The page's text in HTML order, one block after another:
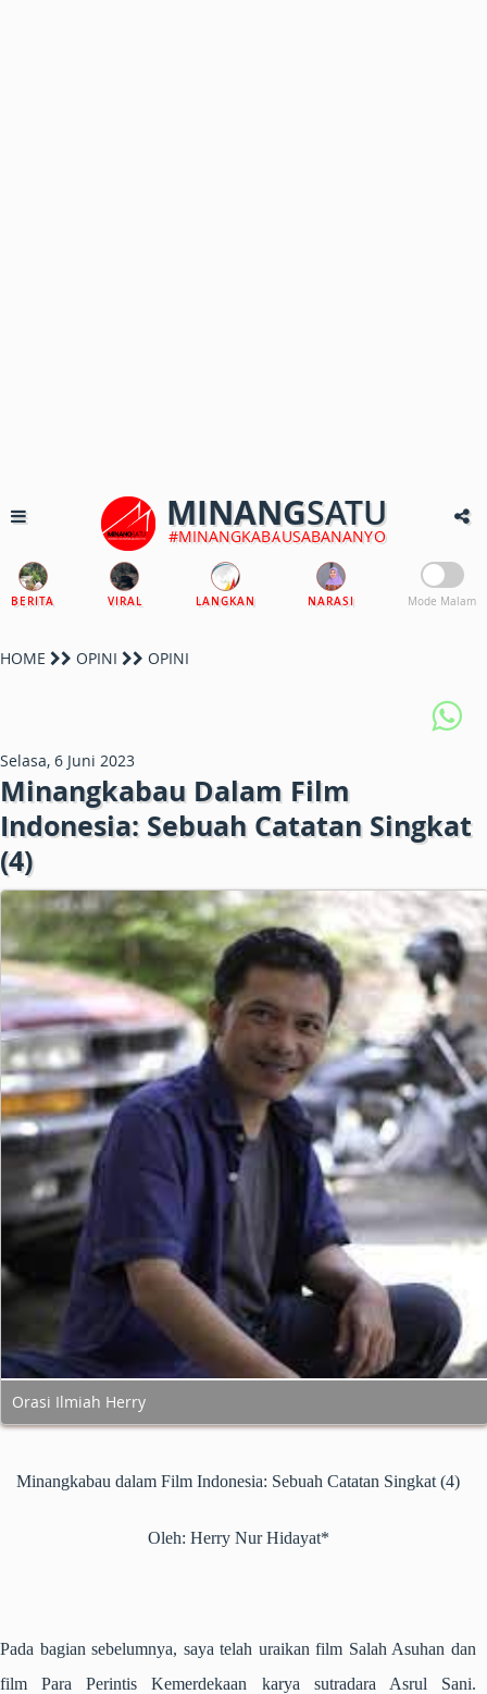
MINANGSATU
#MINANGKABAUSABANANYO
BERITA VIRAL LANGKAN NARASI Mode Malam
HOME OPINI OPINI
Selasa, 6 Juni 2023
Minangkabau Dalam Film
Indonesia: Sebuah Catatan Singkat
(4)
Orasi Ilmiah Herry
Minangkabau dalam Film Indonesia: Sebuah Catatan Singkat (4)
Oleh: Herry Nur Hidayat*
Pada bagian sebelumnya, saya telah uraikan film Salah Asuhan dan
filmPara Perintis Kemerdekaan karya sutradara Asrul Sani.